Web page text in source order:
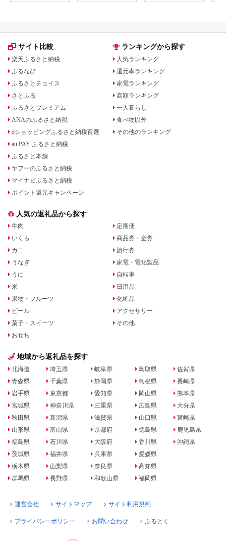
礼品
サイト比較
楽天ふるさと納税
ふるなび
ふるさとチョイス
さとふる
ふるさとプレミアム
ANAのふるさと納税
dショッピングふるさと納税百選
au PAY ふるさと納税
ふるさと本舗
ヤフーのふるさと納税
マイナビふるさと納税
ポイント還元キャンペーン
ランキングから探す
人気ランキング
還元率ランキング
家電ランキング
高額ランキング
一人暮らし
食べ物以外
その他のランキング
人気の返礼品から探す
牛肉
いくら
カニ
うなぎ
うに
米
果物・フルーツ
ビール
菓子・スイーツ
おせち
定期便
商品券・金券
旅行券
家電・電化製品
自転車
日用品
化粧品
アクセサリー
その他
地域から返礼品を探す
北海道
青森県
岩手県
宮城県
秋田県
山形県
福島県
茨城県
栃木県
群馬県
埼玉県
千葉県
東京都
神奈川県
新潟県
富山県
石川県
福井県
山梨県
長野県
岐阜県
静岡県
愛知県
三重県
滋賀県
京都府
大阪府
兵庫県
奈良県
和歌山県
鳥取県
島根県
岡山県
広島県
山口県
徳島県
香川県
愛媛県
高知県
福岡県
佐賀県
長崎県
熊本県
大分県
宮崎県
鹿児島県
沖縄県
運営会社 サイトマップ サイト利用規約
プライバシーポリシー お問い合わせ ふるとく